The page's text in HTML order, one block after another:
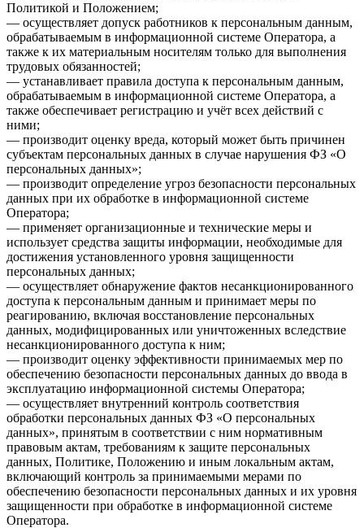
Политикой и Положением;
— осуществляет допуск работников к персональным данным,
обрабатываемым в информационной системе Оператора, а
также к их материальным носителям только для выполнения
трудовых обязанностей;
— устанавливает правила доступа к персональным данным,
обрабатываемым в информационной системе Оператора, а
также обеспечивает регистрацию и учёт всех действий с
ними;
— производит оценку вреда, который может быть причинен
субъектам персональных данных в случае нарушения ФЗ «О
персональных данных»;
— производит определение угроз безопасности персональных
данных при их обработке в информационной системе
Оператора;
— применяет организационные и технические меры и
использует средства защиты информации, необходимые для
достижения установленного уровня защищенности
персональных данных;
— осуществляет обнаружение фактов несанкционированного
доступа к персональным данным и принимает меры по
реагированию, включая восстановление персональных
данных, модифицированных или уничтоженных вследствие
несанкционированного доступа к ним;
— производит оценку эффективности принимаемых мер по
обеспечению безопасности персональных данных до ввода в
эксплуатацию информационной системы Оператора;
— осуществляет внутренний контроль соответствия
обработки персональных данных ФЗ «О персональных
данных», принятым в соответствии с ним нормативным
правовым актам, требованиям к защите персональных
данных, Политике, Положению и иным локальным актам,
включающий контроль за принимаемыми мерами по
обеспечению безопасности персональных данных и их уровня
защищенности при обработке в информационной системе
Оператора.